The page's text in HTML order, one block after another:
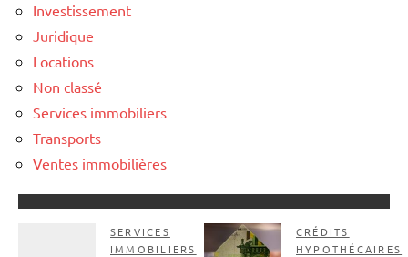
Investissement
Juridique
Locations
Non classé
Services immobiliers
Transports
Ventes immobilières
SERVICES
IMMOBILIERS
CRÉDITS
HYPOTHÉCAIRES